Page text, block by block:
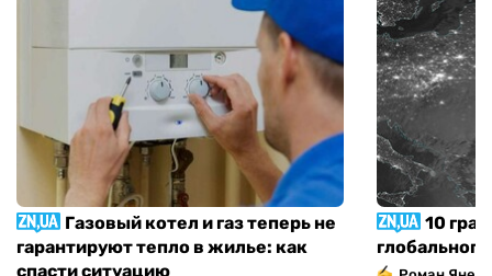
Газовый котел и газ теперь не
гарантируют тепло в жилье: как
спасти ситуацию
10